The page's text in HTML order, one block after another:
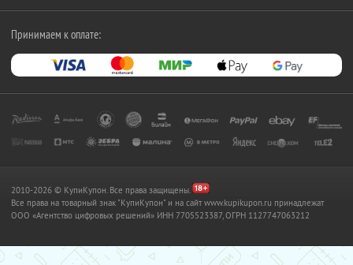
Принимаем к оплате:
2010-2026 © КупиКупон. Все права защищены.
Все права на товарный знак "КупиКупон" и на сайт www.kupikupon.ru принадлежат
OOO «Агентство цифровых решений» ИНН 7705523387, ОГРН 1127747063212